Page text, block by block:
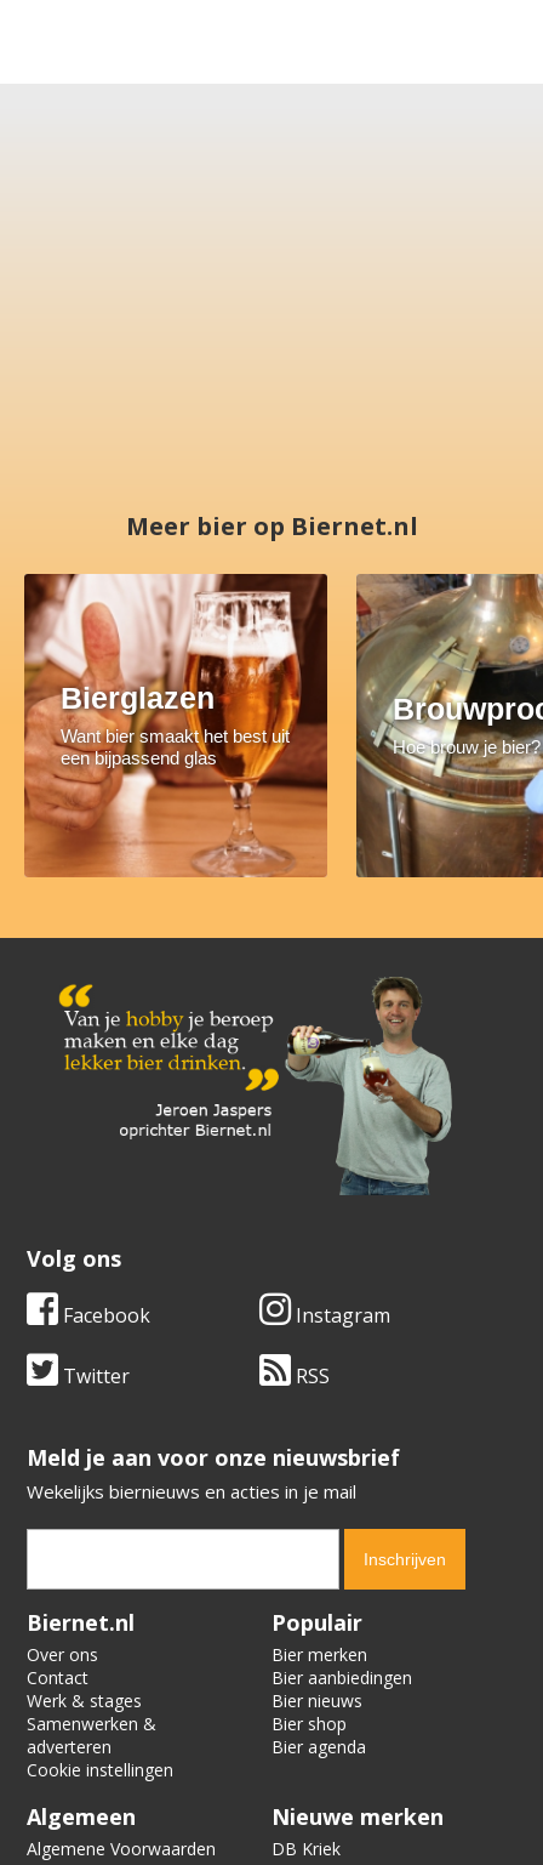
Meer bier op Biernet.nl
Bierglazen
Want bier smaakt het best uit
een bijpassend glas
Hoe brouw je bier?
Volg ons
Facebook Instagram
Twitter RSS
​​​​​​​Meld je aan voor onze nieuwsbrief
Wekelijks biernieuws en acties in je mail
Verification code:
Biernet.nl
Over ons
Contact
Werk & stages
Samenwerken &
adverteren
Cookie instellingen
Populair
Bier merken
Bier aanbiedingen
Bier nieuws
Bier shop
Bier agenda
Algemeen
Algemene Voorwaarden
Nieuwe merken
DB Kriek